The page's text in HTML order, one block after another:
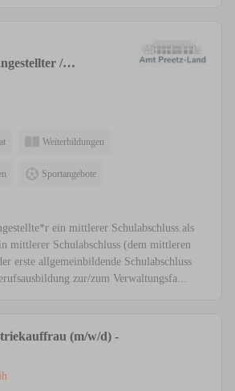
/
als
(m/w/d)
Weiterbildungen
Sportangebote
ein mittlerer Schulabschluss.als
mittlerer Schulabschluss (dem mittleren
erste allgemeinbildende Schulabschluss
zur/zum Verwaltungsfa...
(m/w/d) -